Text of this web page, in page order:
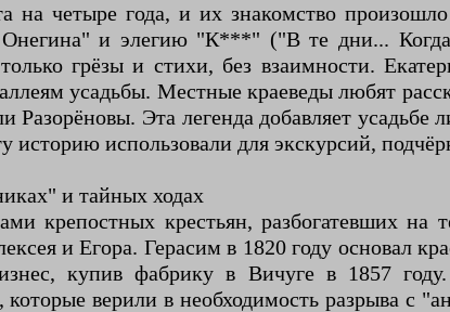
четыре года, и их знакомство
Онегина" и элегию "К***" ("В те дни...
грёзы и стихи, без взаимности.
усадьбы. Местные краеведы любят
Эта легенда добавляет усадьбе
использовали для экскурсий,
и тайных ходах
крепостных крестьян, разбогатевших на
и Егора. Герасим в 1820 году основал
купив фабрику в Вичуге в 1857
верили в необходимость разрыва с